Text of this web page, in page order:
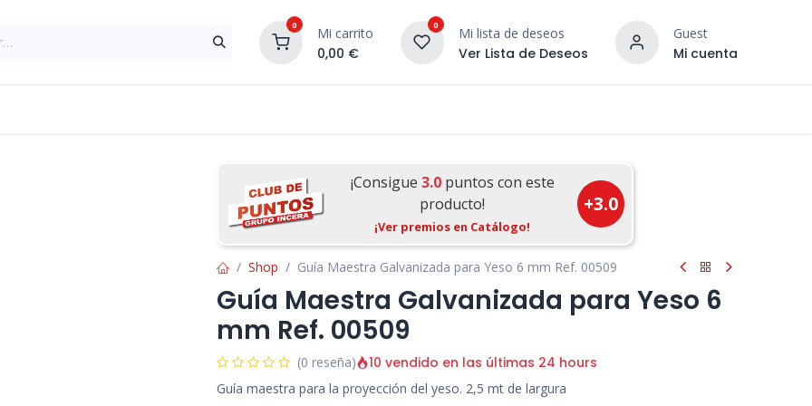
0 Mi carrito
0,00 €
0 Mi lista de deseos
Ver Lista de Deseos
Guest
Mi cuenta
¡DESCUBRE NUESTRO
¡Consigue 3.0puntos con este
producto!
¡Ver premios en Catálogo!
+3.0
Shop Guía Maestra Galvanizada para Yeso 6 mm Ref. 00509
Guía Maestra Galvanizada para Yeso 6
mm Ref. 00509
(0 reseña) 10 vendido en las últimas 24 hours
Guía maestra para la proyección del yeso. 2,5 mt de largura